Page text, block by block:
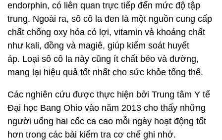
endorphin, có liên quan trực tiếp đến mức độ tập
trung. Ngoài ra, sô cô la đen là một nguồn cung cấp
chất chống oxy hóa có lợi, vitamin và khoáng chất
như kali, đồng và magiê, giúp kiểm soát huyết
áp. Loại sô cô la này cũng ít chất béo và đường,
mang lại hiệu quả tốt nhất cho sức khỏe tổng thể.
Các nghiên cứu được thực hiện bởi Trung tâm Y tế
Đại học Bang Ohio vào năm 2013 cho thấy những
người uống hai cốc ca cao mỗi ngày hoạt động tốt
hơn trong các bài kiểm tra cơ chế ghi nhớ.